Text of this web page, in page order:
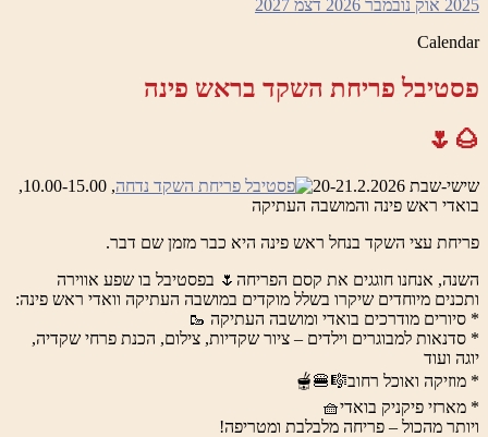
2025 אוק נובמבר 2026 דצמ 2027
Calendar
פסטיבל פריחת השקד בראש פינה
🌰🌷
שישי-שבת 20-21.2.2026
, 10.00-15.00,
בואדי ראש פינה והמושבה העתיקה
פריחת עצי השקד בנחל ראש פינה היא כבר מזמן שם דבר.
השנה, אנחנו חוגגים את קסם הפריחה🌷 בפסטיבל בו שפע אווירה
ותכנים מיוחדים שיקרו בשלל מוקדים במושבה העתיקה וואדי ראש פינה:
* סיורים מודרכים בואדי ומושבה העתיקה 🥾
* סדנאות למבוגרים וילדים – ציור שקדיות, צילום, הכנת פרחי שקדיה,
יוגה ועוד
* מוזיקה ואוכל רחוב🎼🍔🫕
* מארזי פיקניק בואדי🧺
ויותר מהכול – פריחה מלבלבת ומטריפה!